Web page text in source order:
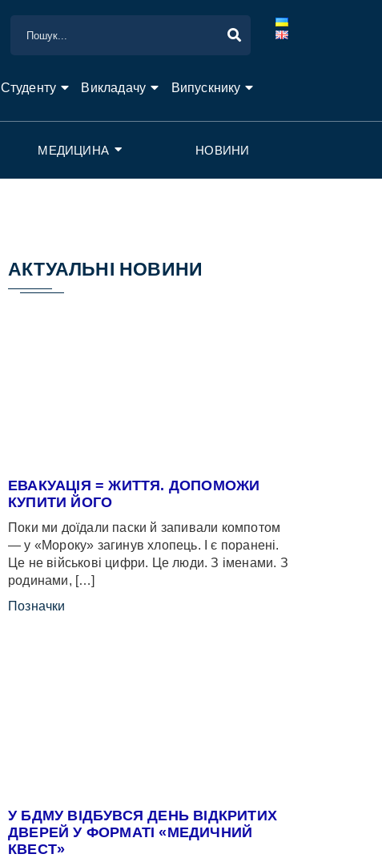
Студенту Викладачу Випускнику
МЕДИЦИНА НОВИНИ
АКТУАЛЬНІ НОВИНИ
ЕВАКУАЦІЯ = ЖИТТЯ. ДОПОМОЖИ
КУПИТИ ЙОГО
Поки ми доїдали паски й запивали компотом
— у «Мороку» загинув хлопець. І є поранені.
Це не військові цифри. Це люди. З іменами. З
родинами, […]
Позначки
У БДМУ ВІДБУВСЯ ДЕНЬ ВІДКРИТИХ
ДВЕРЕЙ У ФОРМАТІ «МЕДИЧНИЙ
КВЕСТ»